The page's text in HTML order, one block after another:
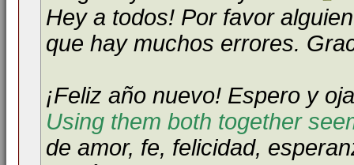
Hey a todos! Por favor
que hay muchos errores.
¡Feliz año nuevo! Espero y
Using them both together
de amor, fe, felicidad,